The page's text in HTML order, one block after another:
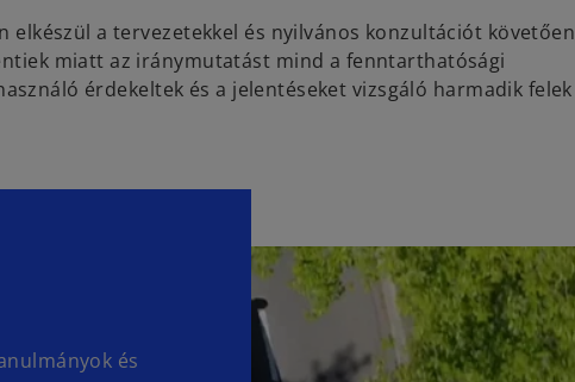
elkészül a tervezetekkel és nyilvános konzultációt követően
miatt az iránymutatást mind a fenntarthatósági
érdekeltek és a jelentéseket vizsgáló harmadik felek
és